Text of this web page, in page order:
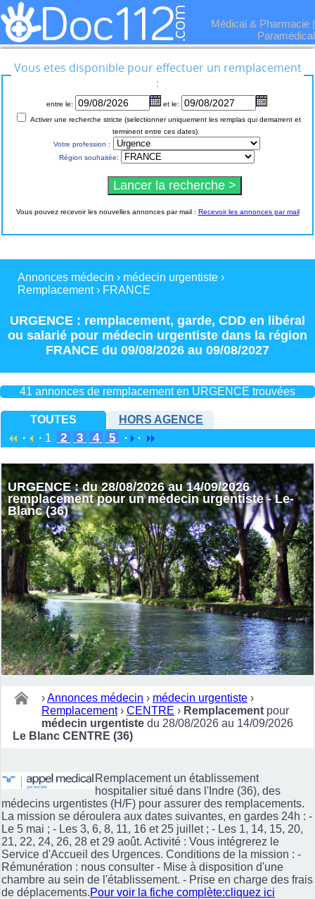
Médical & Pharmacie |
Paramédical
Vous etes disponible pour effectuer un remplacement
:
entre le:
et le:
terminent entre ces dates).
Votre profession :
Région souhaitée:
Vous pouvez recevoir les nouvelles annonces par mail : Recevoir les annonces par mail
Annonces médecin › médecin urgentiste ›
Remplacement › FRANCE
URGENCE : remplacement, garde, CDD en libéral
ou salarié pour médecin urgentiste dans la région
FRANCE du 09/08/2026 au 09/08/2027
41 annonces de remplacement en URGENCE trouvées
TOUTES
HORS AGENCE
·
· 1 2 3 4 5 · ·
URGENCE : du 28/08/2026 au 14/09/2026
remplacement pour un médecin urgentiste - Le-
Blanc (36)
›Annonces médecin › médecin urgentiste ›
Remplacement › CENTRE › Remplacement pour
médecin urgentiste du 28/08/2026 au 14/09/2026
Le Blanc CENTRE (36)
Remplacement un établissement
hospitalier situé dans l'Indre (36), des
médecins urgentistes (H/F) pour assurer des remplacements.
La mission se déroulera aux dates suivantes, en gardes 24h : -
Le 5 mai ; - Les 3, 6, 8, 11, 16 et 25 juillet ; - Les 1, 14, 15, 20,
21, 22, 24, 26, 28 et 29 août. Activité : Vous intégrerez le
Service d'Accueil des Urgences. Conditions de la mission : -
Rémunération : nous consulter - Mise à disposition d'une
chambre au sein de l'établissement. - Prise en charge des frais
de déplacements.Pour voir la fiche complète:cliquez ici